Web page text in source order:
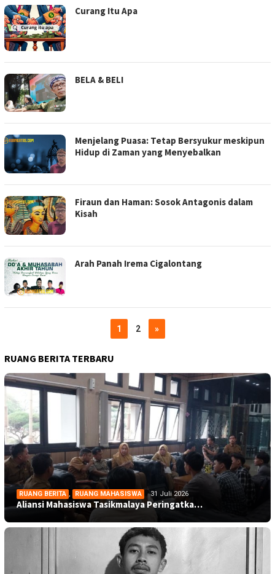
Curang Itu Apa
BELA & BELI
Menjelang Puasa: Tetap Bersyukur meskipun
Hidup di Zaman yang Menyebalkan
Firaun dan Haman: Sosok Antagonis dalam
Kisah
Arah Panah Irema Cigalontang
1 2 »
RUANG BERITA TERBARU
RUANG BERITA , RUANG MAHASISWA 31 Juli 2026
Aliansi Mahasiswa Tasikmalaya Peringatka…